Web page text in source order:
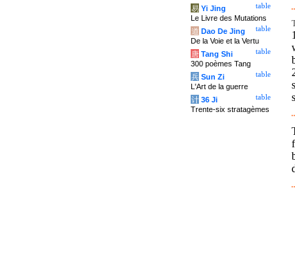
table
易 Yi Jing
Le Livre des Mutations
table
道 Dao De Jing
De la Voie et la Vertu
table
唐 Tang Shi
300 poèmes Tang
table
兵 Sun Zi
L'Art de la guerre
table
计 36 Ji
Trente-six stratagèmes